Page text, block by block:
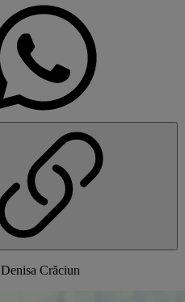
Denisa Crăciun